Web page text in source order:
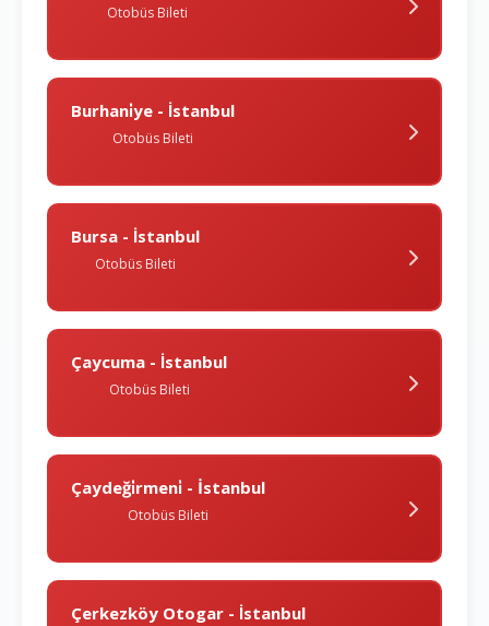
Otobüs Bileti
Burhani̇ye - İstanbul
Otobüs Bileti
Bursa - İstanbul
Otobüs Bileti
Çaycuma - İstanbul
Otobüs Bileti
Çaydeği̇rmeni̇ - İstanbul
Otobüs Bileti
Çerkezköy Otogar - İstanbul